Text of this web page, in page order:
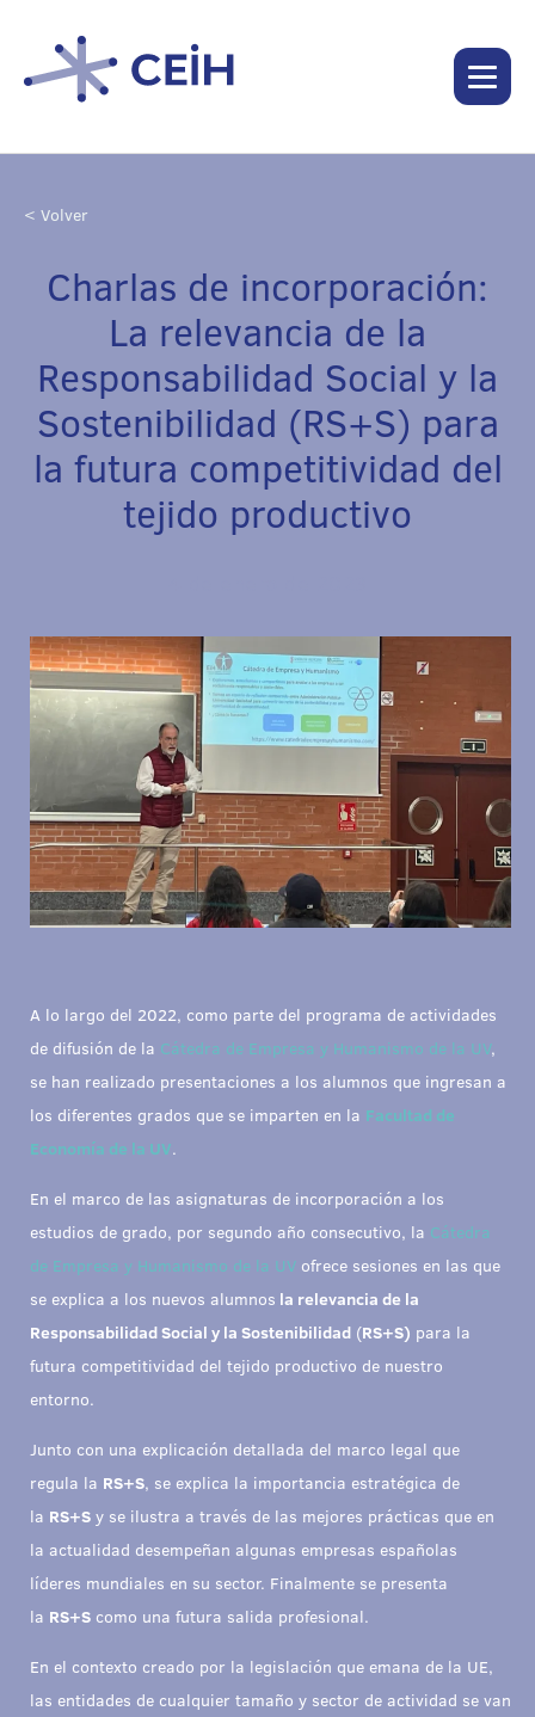
< Volver
Charlas de incorporación:
La relevancia de la
Responsabilidad Social y la
Sostenibilidad (RS+S) para
la futura competitividad del
tejido productivo
A lo largo del 2022, como parte del programa de actividades
de difusión de la Cátedra de Empresa y Humanismo de la UV,
se han realizado presentaciones a los alumnos que ingresan a
los diferentes grados que se imparten en la Facultad de
Economía de la UV.
En el marco de las asignaturas de incorporación a los
estudios de grado, por segundo año consecutivo, la Cátedra
de Empresa y Humanismo de la UV ofrece sesiones en las que
se explica a los nuevos alumnos la relevancia de la
Responsabilidad Social y la Sostenibilidad (RS+S) para la
futura competitividad del tejido productivo de nuestro
entorno.
Junto con una explicación detallada del marco legal que
regula la RS+S, se explica la importancia estratégica de
la RS+S y se ilustra a través de las mejores prácticas que en
la actualidad desempeñan algunas empresas españolas
líderes mundiales en su sector. Finalmente se presenta
la RS+S como una futura salida profesional.
En el contexto creado por la legislación que emana de la UE,
las entidades de cualquier tamaño y sector de actividad se van